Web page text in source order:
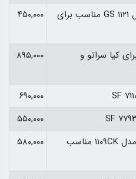
فیلتر روغن خودرو بهران فیلتر مدل GS ۱۱۲۱ مناسب برای
۴۵۰,۰۰۰
مناسب برای کیا سراتو و
۸۹۵,۰۰۰
۶۹۰,۰۰۰
۵۵۰,۰۰۰
فیلتر روغن اوریجینال پایه کوتاه مدل ۱۱۰۹CK مناسب
۵۸۰,۰۰۰